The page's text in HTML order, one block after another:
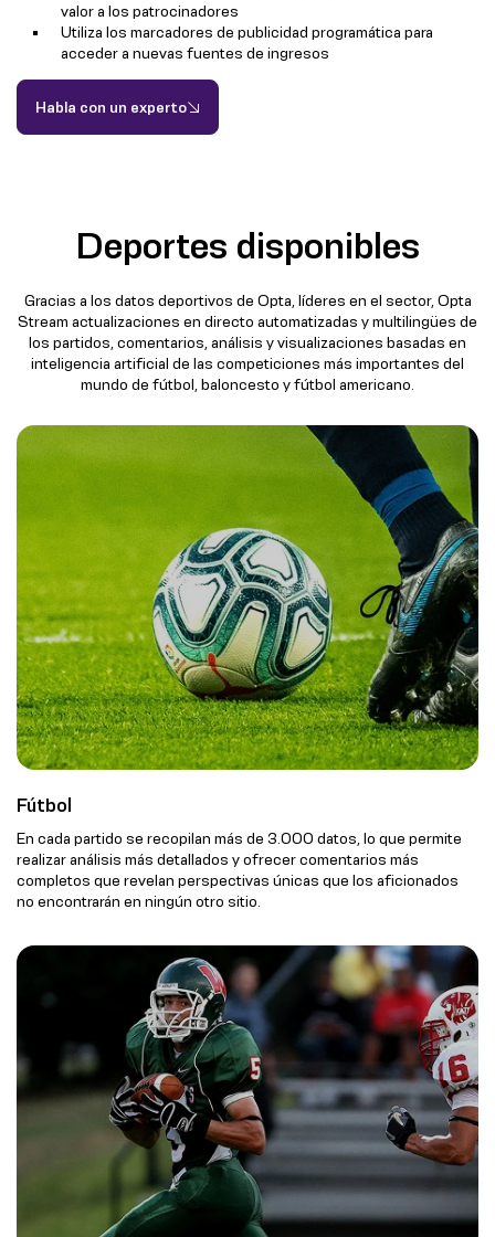
valor a los patrocinadores
Utiliza los marcadores de publicidad programática para
acceder a nuevas fuentes de ingresos
Habla con un experto
Deportes disponibles
Gracias a los datos deportivos de Opta, líderes en el sector, Opta
Stream actualizaciones en directo automatizadas y multilingües de
los partidos, comentarios, análisis y visualizaciones basadas en
inteligencia artificial de las competiciones más importantes del
mundo de fútbol, baloncesto y fútbol americano.
Fútbol
En cada partido se recopilan más de 3.000 datos, lo que permite
realizar análisis más detallados y ofrecer comentarios más
completos que revelan perspectivas únicas que los aficionados
no encontrarán en ningún otro sitio.